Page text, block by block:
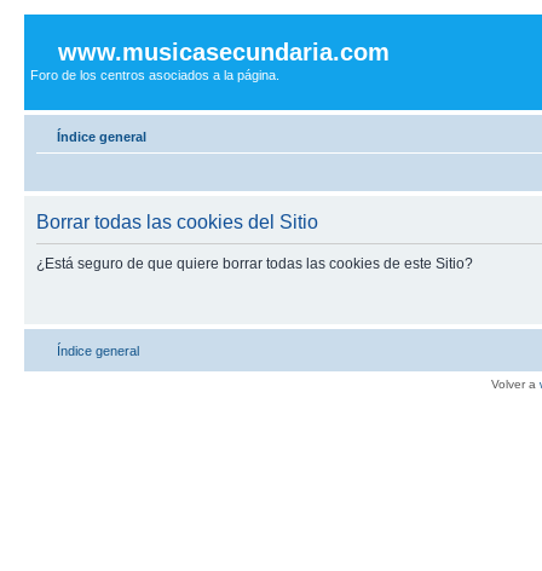
www.musicasecundaria.com
Foro de los centros asociados a la página.
Índice general
Borrar todas las cookies del Sitio
¿Está seguro de que quiere borrar todas las cookies de este Sitio?
Índice general
Volver a